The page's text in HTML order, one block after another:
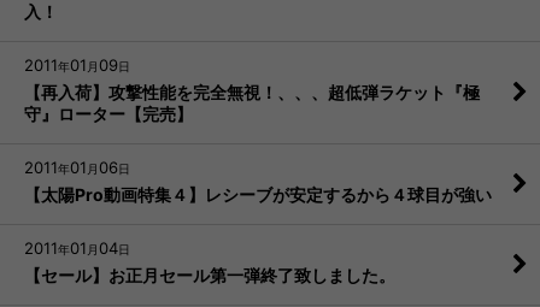
入！
2011年01 月 09日
【再入荷】攻撃性能を完全無視！、、、超低弾ラケット『極
守』ローター【完売】
2011年01 月 06日
【太陽Pro動画特集４】レシーブが安定するから４球目が強い
2011年01 月 04日
【セール】お正月セール第一弾終了致しました。